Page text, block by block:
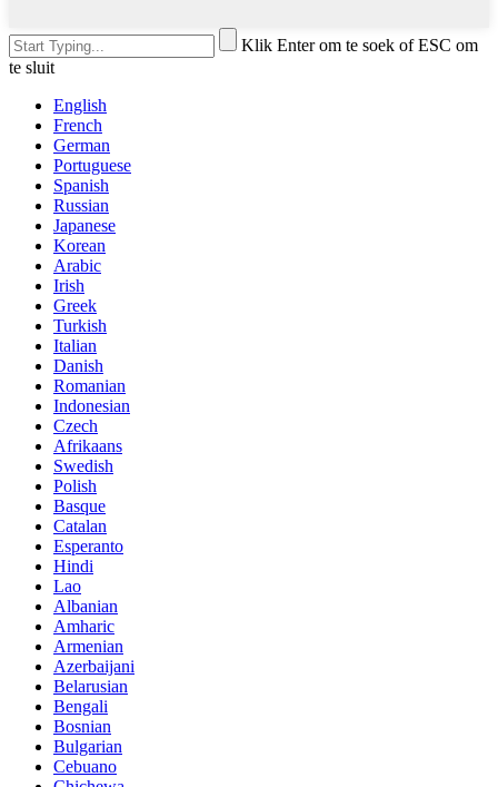
Klik Enter om te soek of ESC om
te sluit
English
French
German
Portuguese
Spanish
Russian
Japanese
Korean
Arabic
Irish
Greek
Turkish
Italian
Danish
Romanian
Indonesian
Czech
Afrikaans
Swedish
Polish
Basque
Catalan
Esperanto
Hindi
Lao
Albanian
Amharic
Armenian
Azerbaijani
Belarusian
Bengali
Bosnian
Bulgarian
Cebuano